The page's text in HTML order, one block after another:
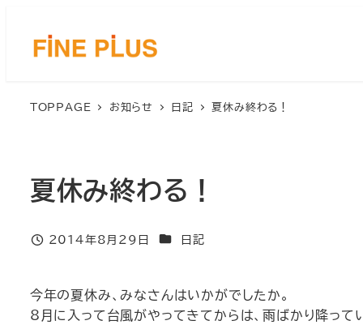
TOPPAGE お知らせ 日記 夏休み終わる！
夏休み終わる！
投稿日
2014年8月29日 カテゴリー
日記
今年の夏休み、みなさんはいかがでしたか。
8月に入って台風がやってきてからは、雨ばかり降って